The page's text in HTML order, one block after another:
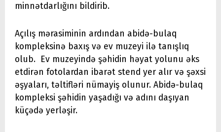
minnətdarlığını bildirib.
Açılış mərasiminin ardından abidə-bulaq
kompleksinə baxış və ev muzeyi ilə tanışlıq
olub. Ev muzeyində şəhidin həyat yolunu əks
etdirən fotolardan ibarət stend yer alır və şəxsi
əşyaları, təltifləri nümayiş olunur. Abidə-bulaq
kompleksi şəhidin yaşadığı və adını daşıyan
küçədə yerləşir.